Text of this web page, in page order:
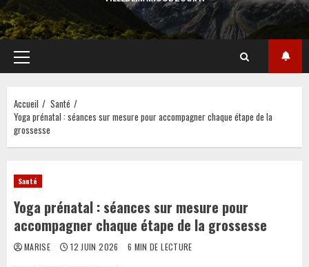
Menu
principal
Accueil
Santé
Yoga prénatal : séances sur mesure pour accompagner chaque étape de la
grossesse
Santé
Yoga prénatal : séances sur mesure pour
accompagner chaque étape de la grossesse
MARISE 12 JUIN 2026 6 MIN DE LECTURE